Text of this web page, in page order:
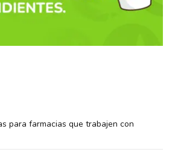
para farmacias que trabajen con